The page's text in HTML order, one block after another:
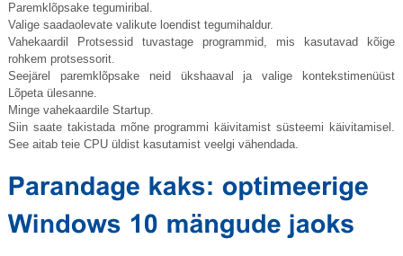
Paremklõpsake tegumiribal.
Valige saadaolevate valikute loendist tegumihaldur.
Vahekaardil Protsessid tuvastage programmid, mis kasutavad kõige
rohkem protsessorit.
Seejärel paremklõpsake neid ükshaaval ja valige kontekstimenüüst
Lõpeta ülesanne.
Minge vahekaardile Startup.
Siin saate takistada mõne programmi käivitamist süsteemi käivitamisel.
See aitab teie CPU üldist kasutamist veelgi vähendada.